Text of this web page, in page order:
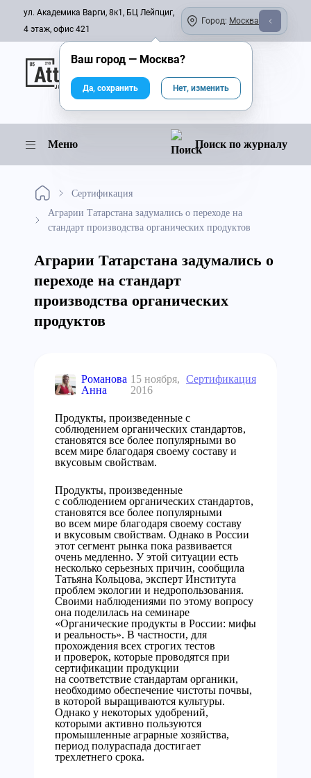
ул. Академика Варги, 8к1, БЦ Лейпциг,
4 этаж, офис 421
Город: Москва
Онлайн-журнал
Меню Поиск по журналу
Сертификация
Аграрии Татарстана задумались о переходе на
стандарт производства органических продуктов
Аграрии Татарстана задумались о
переходе на стандарт
производства органических
продуктов
Романова
Анна
15 ноября,
2016
Сертификация
Продукты, произведенные с
соблюдением органических стандартов,
становятся все более популярными во
всем мире благодаря своему составу и
вкусовым свойствам.
Продукты, произведенные
с соблюдением органических стандартов,
становятся все более популярными
во всем мире благодаря своему составу
и вкусовым свойствам. Однако в России
этот сегмент рынка пока развивается
очень медленно. У этой ситуации есть
несколько серьезных причин, сообщила
Татьяна Кольцова, эксперт Института
проблем экологии и недропользования.
Своими наблюдениями по этому вопросу
она поделилась на семинаре
«Органические продукты в России: мифы
и реальность». В частности, для
прохождения всех строгих тестов
и проверок, которые проводятся при
сертификации продукции
на соответствие стандартам органики,
необходимо обеспечение чистоты почвы,
в которой выращиваются культуры.
Однако у некоторых удобрений,
которыми активно пользуются
промышленные аграрные хозяйства,
период полураспада достигает
трехлетнего срока.
Ваш город — Москва?
Да, сохранить Нет, изменить